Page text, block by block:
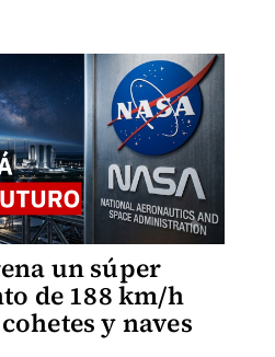
un súper
de 188 km/h
y naves